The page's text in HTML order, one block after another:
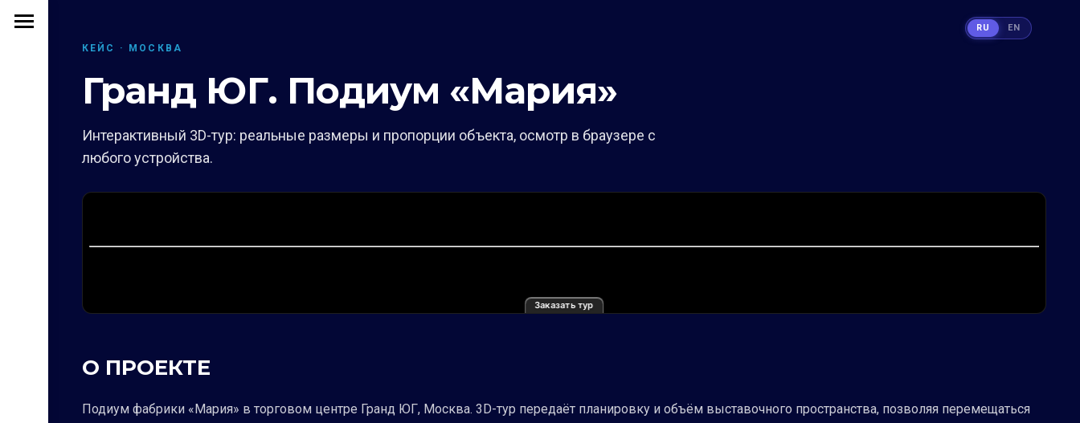
КЕЙС · МОСКВА
Гранд ЮГ. Подиум «Мария»
Интерактивный 3D-тур: реальные размеры и пропорции объекта, осмотр в браузере с
любого устройства.
Заказать тур
О ПРОЕКТЕ
Подиум фабрики «Мария» в торговом центре Гранд ЮГ, Москва. 3D-тур передаёт планировку и объём выставочного пространства, позволяя перемещаться
RU EN